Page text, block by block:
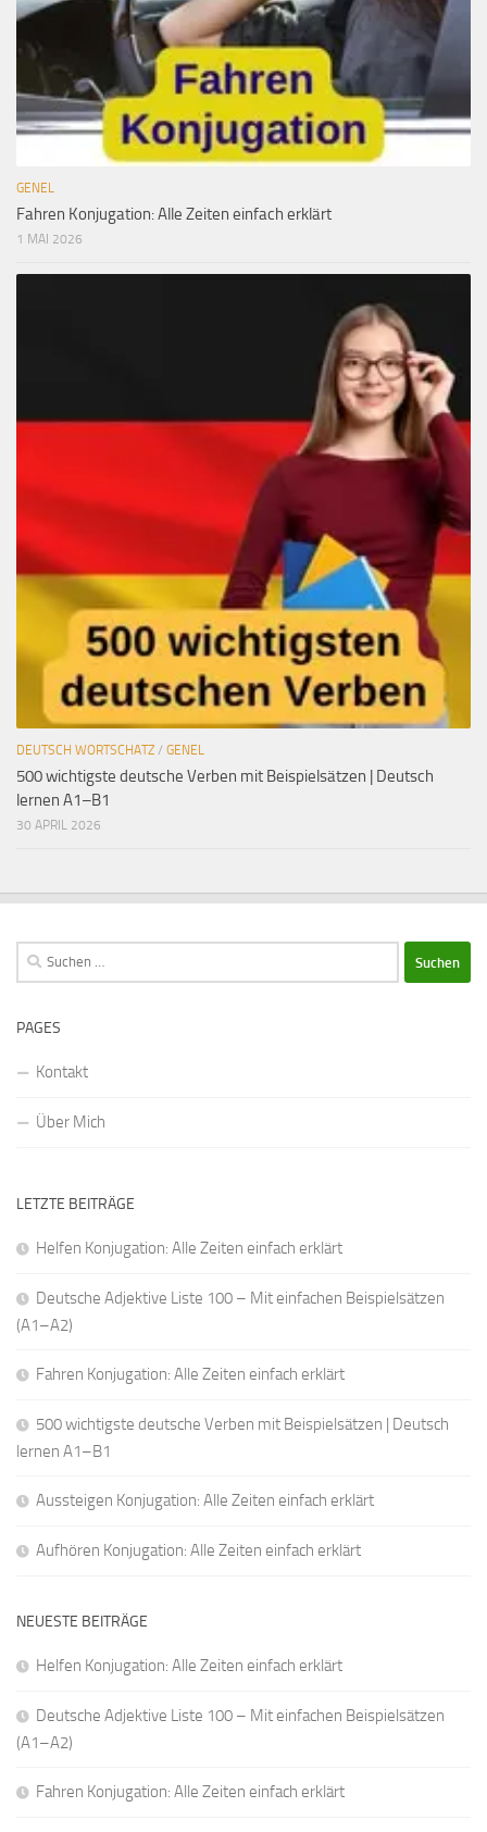
GENEL
Fahren Konjugation: Alle Zeiten einfach erklärt
1 MAI 2026
DEUTSCH WORTSCHATZ / GENEL
500 wichtigste deutsche Verben mit Beispielsätzen | Deutsch
lernen A1–B1
30 APRIL 2026
Suchen
nach:
PAGES
Kontakt
Über Mich
LETZTE BEITRÄGE
Helfen Konjugation: Alle Zeiten einfach erklärt
Deutsche Adjektive Liste 100 – Mit einfachen Beispielsätzen
(A1–A2)
Fahren Konjugation: Alle Zeiten einfach erklärt
500 wichtigste deutsche Verben mit Beispielsätzen | Deutsch
lernen A1–B1
Aussteigen Konjugation: Alle Zeiten einfach erklärt
Aufhören Konjugation: Alle Zeiten einfach erklärt
NEUESTE BEITRÄGE
Helfen Konjugation: Alle Zeiten einfach erklärt
Deutsche Adjektive Liste 100 – Mit einfachen Beispielsätzen
(A1–A2)
Fahren Konjugation: Alle Zeiten einfach erklärt